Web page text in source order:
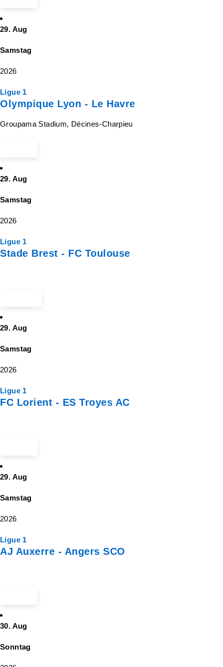
29. Aug
Samstag
2026
Ligue 1
Olympique Lyon - Le Havre
Groupama Stadium, Décines-Charpieu
29. Aug
Samstag
2026
Ligue 1
Stade Brest - FC Toulouse
29. Aug
Samstag
2026
Ligue 1
FC Lorient - ES Troyes AC
29. Aug
Samstag
2026
Ligue 1
AJ Auxerre - Angers SCO
30. Aug
Sonntag